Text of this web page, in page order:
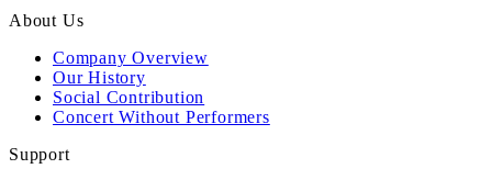
About Us
Company Overview
Our History
Social Contribution
Concert Without Performers
Support